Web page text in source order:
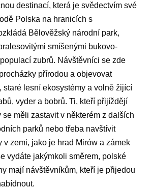
destinací, která je svědectvím své
Polska na hranicích s
Bělověžský národní park,
smíšenými bukovo-
zubrů. Návštěvníci se zde
přírodou a objevovat
staré lesní ekosystémy a volně žijící
vyder a bobrů. Ti, kteří přijíždějí
měli zastavit v některém z dalších
parků nebo třeba navštívit
v zemi, jako je hrad Mirów a zámek
vydáte jakýmkoli směrem, polské
mají návštěvníkům, kteří je přijedou